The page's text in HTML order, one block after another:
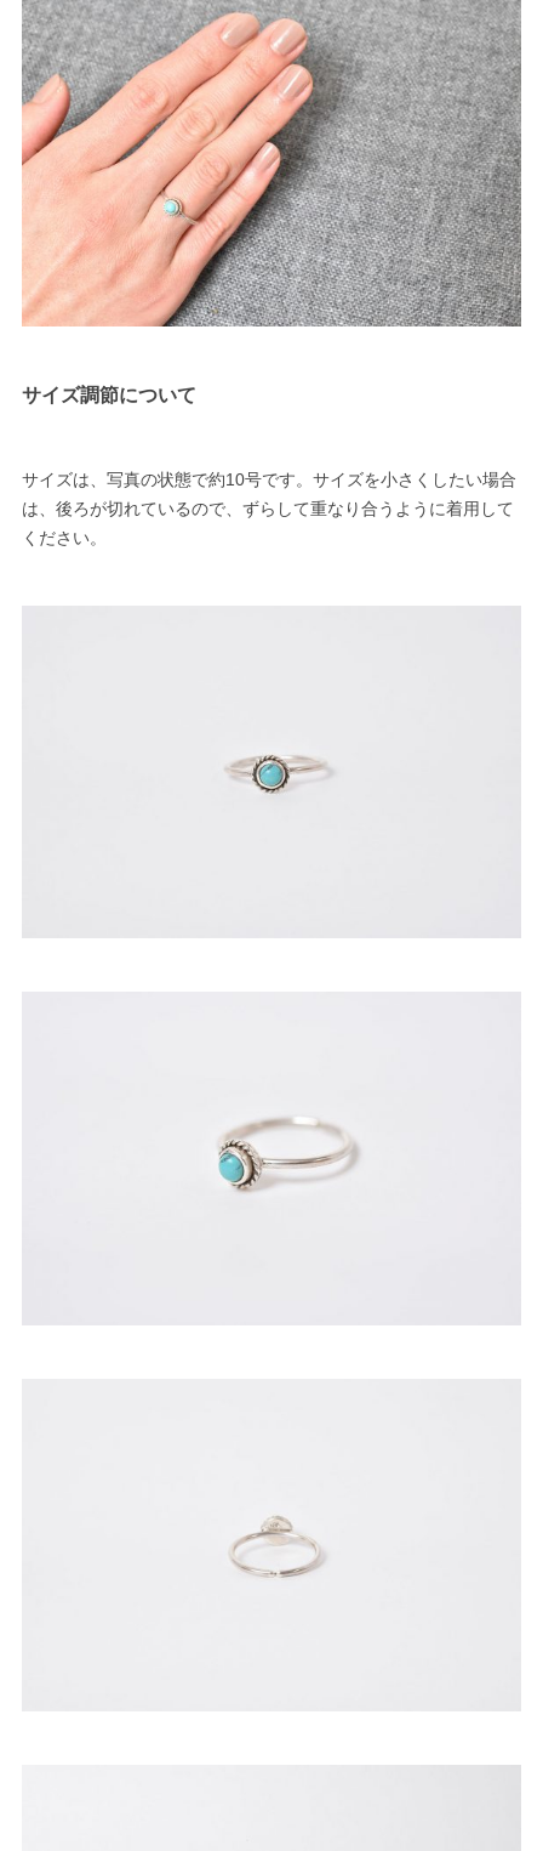
サイズ調節について
サイズは、写真の状態で約10号です。サイズを小さくしたい場合
は、後ろが切れているので、ずらして重なり合うように着用して
ください。